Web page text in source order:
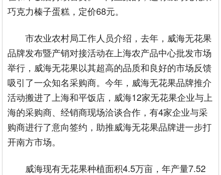
巧克力榛子蛋糕，定价68元。
市农业农村局工作人员介绍，去年，威海无花果
品牌发布暨产销对接活动在上海农产品中心批发市场
举行，威海无花果以其超高的品质和良好的市场反馈
吸引了一众知名采购商。今年，威海无花果品牌推介
活动搬进了上海和平饭店，威海12家无花果企业与上
海的采购商、经销商现场洽谈合作，有4家企业与采
购商进行了意向签约，助推威海无花果品牌进一步打
开南方市场。
威海现有无花果种植面积4.5万亩，年产量7.52